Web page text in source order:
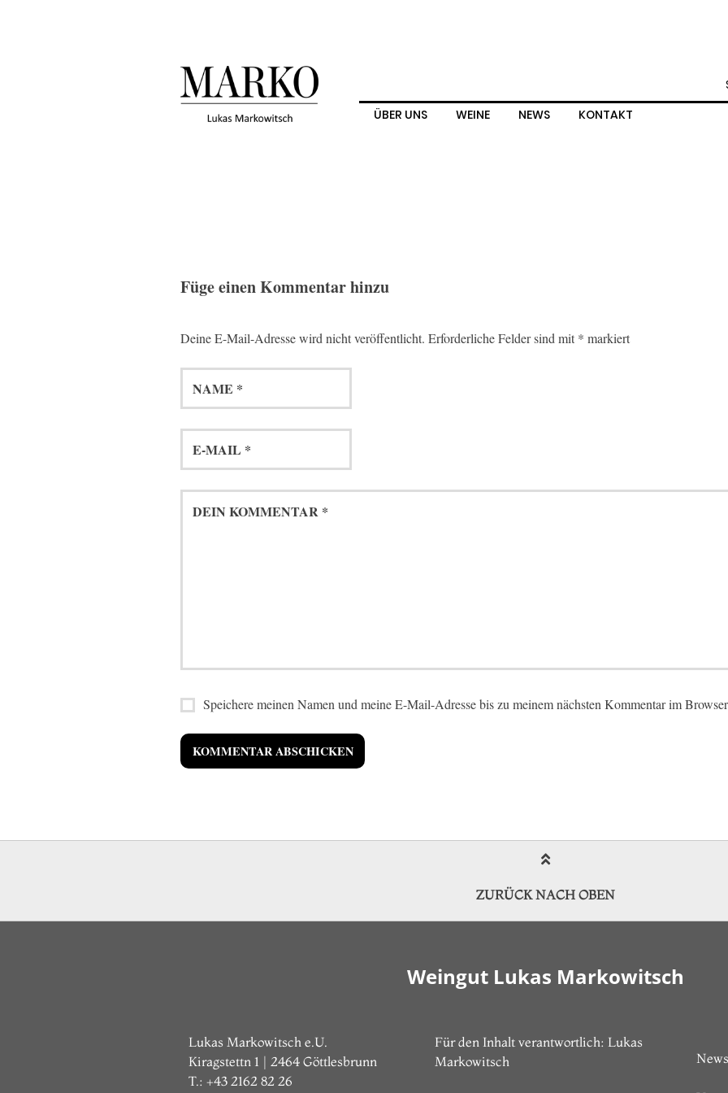
ÜBER UNS
WEINE NEWS KONTAKT
Füge einen Kommentar hinzu
Deine E-Mail-Adresse wird nicht veröffentlicht. Erforderliche Felder sind mit * markiert
Speichere meinen Namen und meine E-Mail-Adresse bis zu meinem nächsten Kommentar im
ZURÜCK NACH OBEN
Weingut Lukas Markowitsch
Lukas Markowitsch e.U.
Kiragstettn 1 | 2464 Göttlesbrunn
T.: +43 2162 82 26
Für den Inhalt verantwortlich: Lukas
Markowitsch